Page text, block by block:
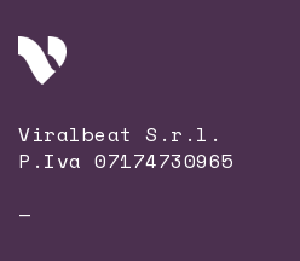
Viralbeat S.r.l.
P.Iva 07174730965
—